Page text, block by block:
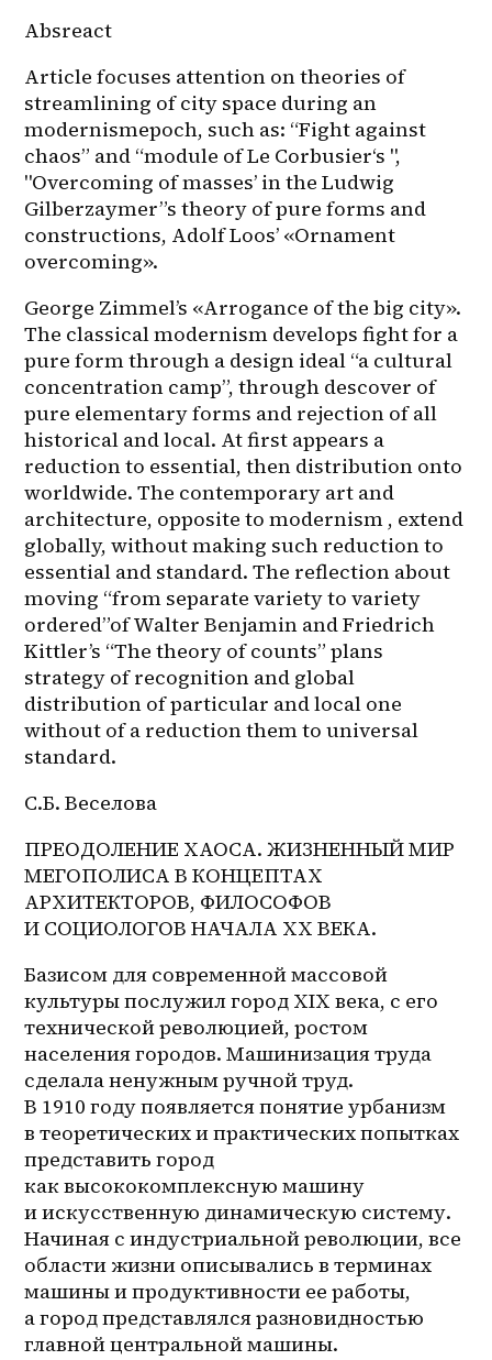
Absreact
Article focuses attention on theories of
streamlining of city space during an
modernismepoch, such as: “Fight against
chaos” and “module of Le Corbusier‘s ",
"Overcoming of masses’ in the Ludwig
Gilberzaymer”s theory of pure forms and
constructions, Adolf Loos’ «Ornament
overcoming».
George Zimmel’s «Arrogance of the big city».
The classical modernism develops fight for a
pure form through a design ideal “a cultural
concentration camp”, through descover of
pure elementary forms and rejection of all
historical and local. At first appears a
reduction to essential, then distribution onto
worldwide. The contemporary art and
architecture, opposite to modernism , extend
globally, without making such reduction to
essential and standard. The reflection about
moving “from separate variety to variety
ordered”of Walter Benjamin and Friedrich
Kittler’s “The theory of counts” plans
strategy of recognition and global
distribution of particular and local one
without of a reduction them to universal
standard.
С.Б. Веселова
ПРЕОДОЛЕНИЕ ХАОСА. ЖИЗНЕННЫЙ МИР
МЕГОПОЛИСА В КОНЦЕПТАХ
АРХИТЕКТОРОВ, ФИЛОСОФОВ
И СОЦИОЛОГОВ НАЧАЛА XX ВЕКА.
Базисом для современной массовой
культуры послужил город XIX века, с его
технической революцией, ростом
населения городов. Машинизация труда
сделала ненужным ручной труд.
В 1910 году появляется понятие урбанизм
в теоретических и практических попытках
представить город
как высококомплексную машину
и искусственную динамическую систему.
Начиная с индустриальной революции, все
области жизни описывались в терминах
машины и продуктивности ее работы,
а город представлялся разновидностью
главной центральной машины.